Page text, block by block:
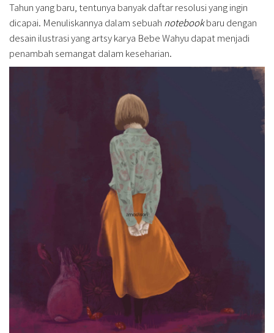
Tahun yang baru, tentunya banyak daftar resolusi yang ingin
dicapai. Menuliskannya dalam sebuah notebookbaru dengan
desain ilustrasi yang artsy karya Bebe Wahyu dapat menjadi
penambah semangat dalam keseharian.